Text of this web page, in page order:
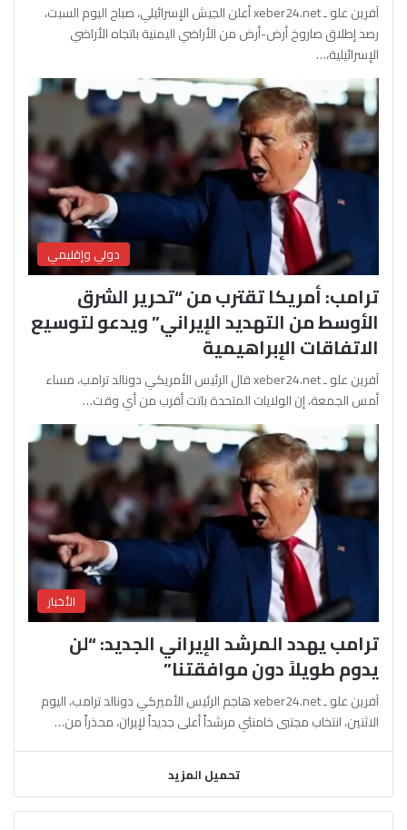
آفرين علو ـ xeber24.net أعلن الجيش الإسرائيلي، صباح اليوم السبت،
رصد إطلاق صاروخ أرض-أرض من الأراضي اليمنية باتجاه الأراضي
الإسرائيلية،…
دولي وإقليمي
ترامب: أمريكا تقترب من “تحرير الشرق
الأوسط من التهديد الإيراني” ويدعو لتوسيع
الاتفاقات الإبراهيمية
آفرين علو ـ xeber24.net قال الرئيس الأمريكي دونالد ترامب، مساء
أمس الجمعة، إن الولايات المتحدة باتت أقرب من أي وقت…
الأخبار
ترامب يهدد المرشد الإيراني الجديد: “لن
يدوم طويلاً دون موافقتنا”
آفرين علو ـ xeber24.net هاجم الرئيس الأميركي دونالد ترامب، اليوم
الاثنين، انتخاب مجتبى خامنئي مرشداً أعلى جديداً لإيران، محذراً من…
تحميل المزيد